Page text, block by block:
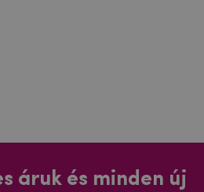
áruk és minden új